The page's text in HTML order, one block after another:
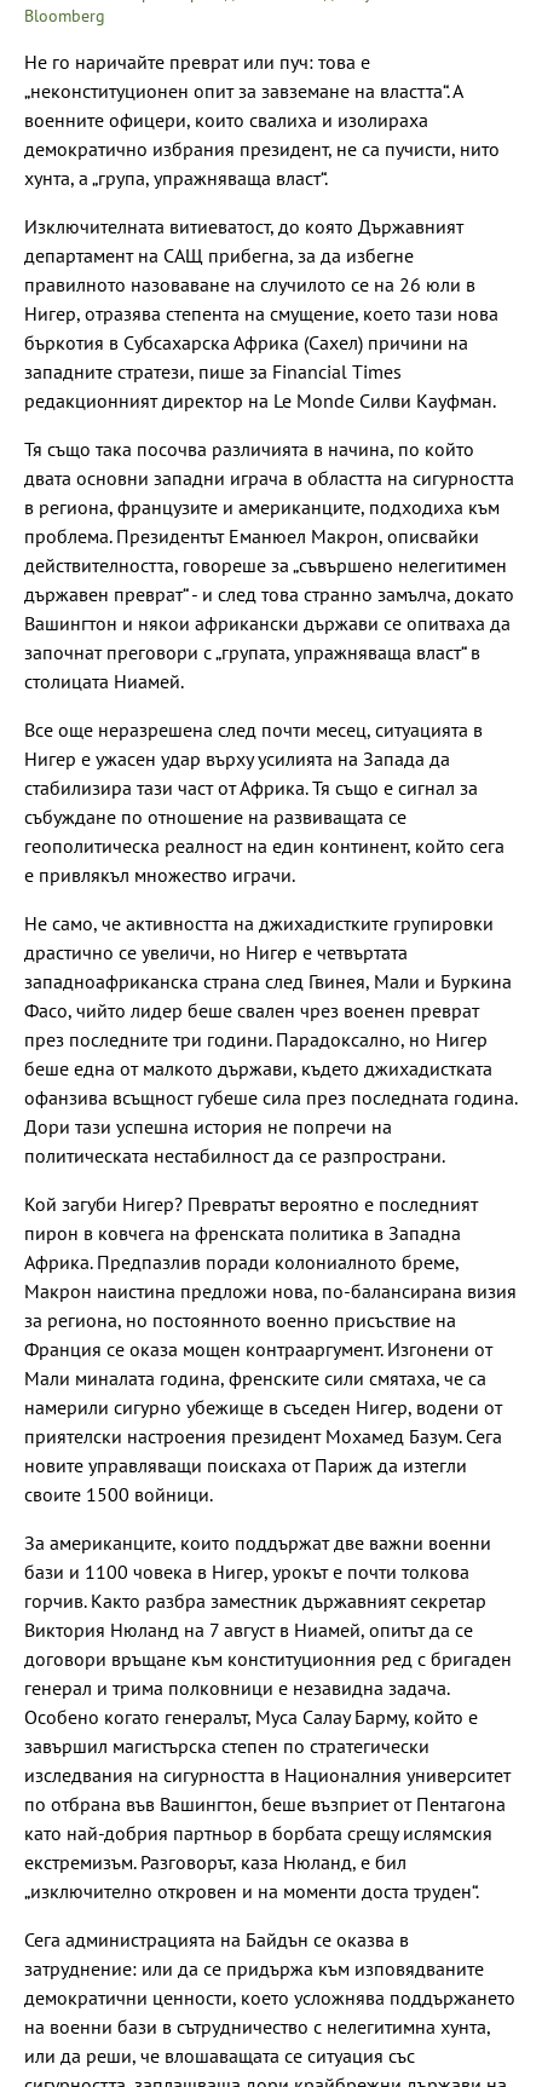
Bloomberg
Не го наричайте преврат или пуч: това е
„неконституционен опит за завземане на властта“. А
военните офицери, които свалиха и изолираха
демократично избрания президент, не са пучисти, нито
хунта, а „група, упражняваща власт“.
Изключителната витиеватост, до която Държавният
департамент на САЩ прибегна, за да избегне
правилното назоваване на случилото се на 26 юли в
Нигер, отразява степента на смущение, което тази нова
бъркотия в Субсахарска Африка (Сахел) причини на
западните стратези, пише за Financial Times
редакционният директор на Le Monde Силви Кауфман.
Тя също така посочва различията в начина, по който
двата основни западни играча в областта на сигурността
в региона, французите и американците, подходиха към
проблема. Президентът Еманюел Макрон, описвайки
действителността, говореше за „съвършено нелегитимен
държавен преврат“ - и след това странно замълча, докато
Вашингтон и някои африкански държави се опитваха да
започнат преговори с „групата, упражняваща власт“ в
столицата Ниамей.
Все още неразрешена след почти месец, ситуацията в
Нигер е ужасен удар върху усилията на Запада да
стабилизира тази част от Африка. Тя също е сигнал за
събуждане по отношение на развиващата се
геополитическа реалност на един континент, който сега
е привлякъл множество играчи.
Не само, че активността на джихадистките групировки
драстично се увеличи, но Нигер е четвъртата
западноафриканска страна след Гвинея, Мали и Буркина
Фасо, чийто лидер беше свален чрез военен преврат
през последните три години. Парадоксално, но Нигер
беше една от малкото държави, където джихадистката
офанзива всъщност губеше сила през последната година.
Дори тази успешна история не попречи на
политическата нестабилност да се разпространи.
Кой загуби Нигер? Превратът вероятно е последният
пирон в ковчега на френската политика в Западна
Африка. Предпазлив поради колониалното бреме,
Макрон наистина предложи нова, по-балансирана визия
за региона, но постоянното военно присъствие на
Франция се оказа мощен контрааргумент. Изгонени от
Мали миналата година, френските сили смятаха, че са
намерили сигурно убежище в съседен Нигер, водени от
приятелски настроения президент Мохамед Базум. Сега
новите управляващи поискаха от Париж да изтегли
своите 1500 войници.
За американците, които поддържат две важни военни
бази и 1100 човека в Нигер, урокът е почти толкова
горчив. Както разбра заместник държавният секретар
Виктория Нюланд на 7 август в Ниамей, опитът да се
договори връщане към конституционния ред с бригаден
генерал и трима полковници е незавидна задача.
Особено когато генералът, Муса Салау Барму, който е
завършил магистърска степен по стратегически
изследвания на сигурността в Националния университет
по отбрана във Вашингтон, беше възприет от Пентагона
като най-добрия партньор в борбата срещу ислямския
екстремизъм. Разговорът, каза Нюланд, е бил
„изключително откровен и на моменти доста труден“.
Сега администрацията на Байдън се оказва в
затруднение: или да се придържа към изповядваните
демократични ценности, което усложнява поддържането
на военни бази в сътрудничество с нелегитимна хунта,
или да реши, че влошаващата се ситуация със